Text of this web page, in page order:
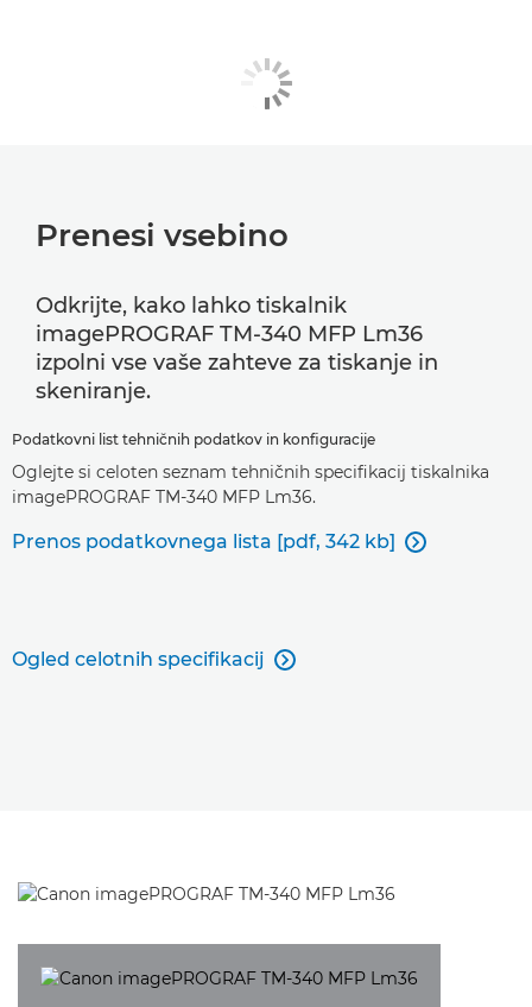
Prenesi vsebino
Odkrijte, kako lahko tiskalnik
imagePROGRAF TM-340 MFP Lm36
izpolni vse vaše zahteve za tiskanje in
skeniranje.
Podatkovni list tehničnih podatkov in konfiguracije
Oglejte si celoten seznam tehničnih specifikacij tiskalnika
imagePROGRAF TM-340 MFP Lm36.
Prenos podatkovnega lista [pdf, 342 kb] 
Ogled celotnih specifikacij 